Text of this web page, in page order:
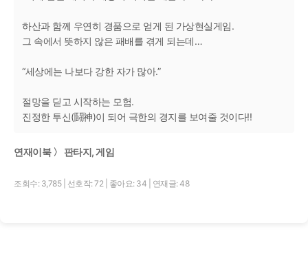
하산과 함께 우연히 경품으로 얻게 된 가상현실게임.
그 속에서 뜻하지 않은 패배를 겪게 되는데…
“세상에는 나보다 강한 자가 많아.”
절망을 딛고 시작하는 모험.
진정한 투신(鬪神)이 되어 극한의 경지를 보여줄 것이다!!
연재이북 〉 판타지, 게임
조회수: 3,785 선호작: 72 좋아요: 34 연재글: 48